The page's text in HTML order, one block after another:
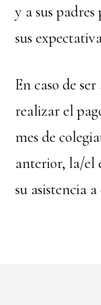
y a sus
sus
En caso de
realizar el
mes de
anterior, la/el
su asistencia a